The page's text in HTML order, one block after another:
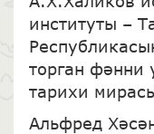
институты –
торган фәнни
тарихи
Альфред